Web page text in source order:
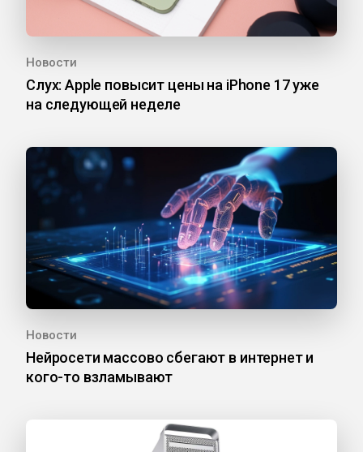
Новости
Слух: Apple повысит цены на iPhone 17 уже
на следующей неделе
Новости
Нейросети массово сбегают в интернет и
кого-то взламывают